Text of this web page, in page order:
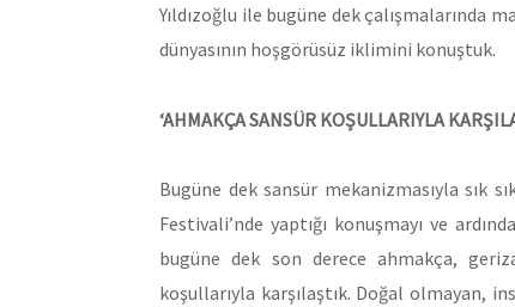
Yıldızoğlu ile bugüne dek çalışmalarında
dünyasının hoşgörüsüz iklimini konuştuk.
‘AHMAKÇA SANSÜR KOŞULLARIYLA
Bugüne dek sansür mekanizmasıyla sık
Festivali’nde yaptığı konuşmayı ve
bugüne dek son derece ahmakça,
koşullarıyla karşılaştık. Doğal olmayan,